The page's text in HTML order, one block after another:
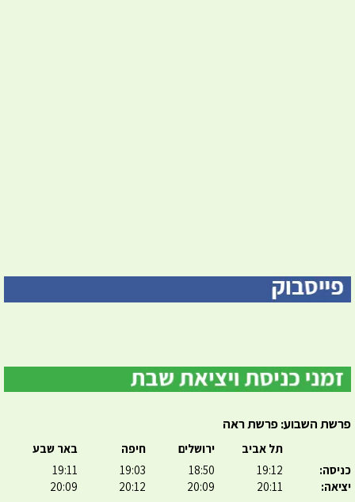
פרשת השבוע: פרשת ראה
כניסה:
יציאה:
תל אביב
19:12
20:11
ירושלים
18:50
20:09
חיפה
19:03
20:12
באר שבע
19:11
20:09